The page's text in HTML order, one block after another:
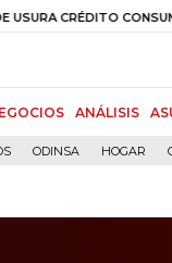
CONSUMO
ANÁLISIS
ODINSA HOGAR